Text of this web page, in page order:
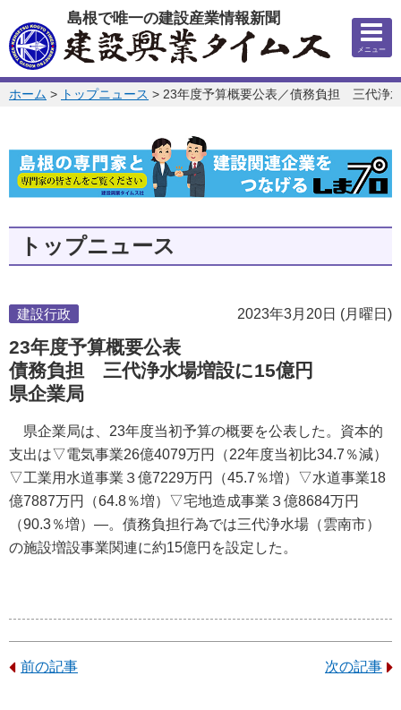
このページの本文へ
島根で唯一の建設産業情報新聞
メニュー
このページの位置:
ホーム > トップニュース > 23年度予算概要公表／債務負担 三代浄
トップニュース
2023年3月20日 (月曜日)
建設行政
23年度予算概要公表
債務負担 三代浄水場増設に15億円
県企業局
県企業局は、23年度当初予算の概要を公表した。資本的
支出は▽電気事業26億4079万円（22年度当初比34.7％減）
▽工業用水道事業３億7229万円（45.7％増）▽水道事業18
億7887万円（64.8％増）▽宅地造成事業３億8684万円
（90.3％増）―。債務負担行為では三代浄水場（雲南市）
の施設増設事業関連に約15億円を設定した。
前の記事 次の記事